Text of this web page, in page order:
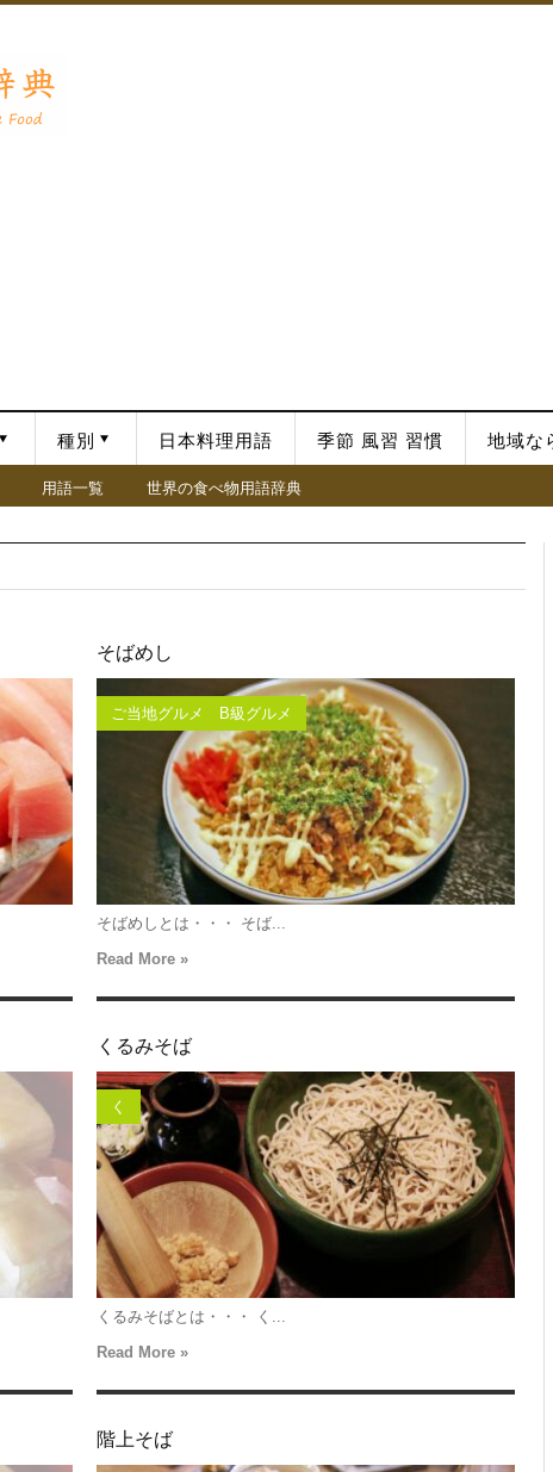
種別 日本料理用語 季節 風習 習慣 地域な
用語一覧 世界の食べ物用語辞典
そばめし
ご当地グルメ B級グルメ
そばめしとは・・・ そば...
Read More »
くるみそば
く
くるみそばとは・・・ く...
Read More »
階上そば